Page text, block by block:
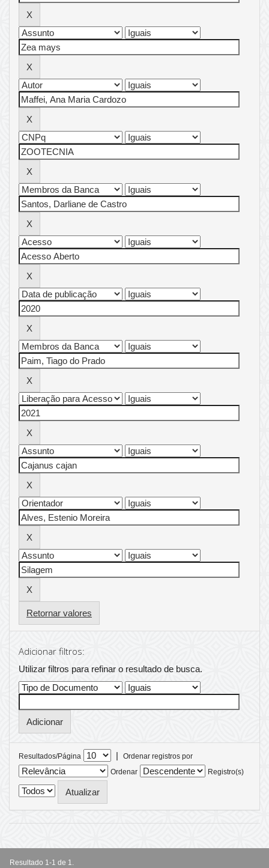
Retornar valores
Adicionar filtros:
Utilizar filtros para refinar o resultado de busca.
Resultados/Página |
Ordenar registros por
Ordenar
Registro(s)
Resultado 1-1 de 1.